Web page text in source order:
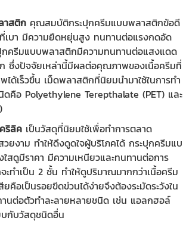
าสติก คุณสมบัติกระปุกครีมแบบพลาสติกข้อดี
เบา มีความยืดหยุ่นสูง ทนทานต่อแรงกดอัด
กครีมแบบพลาสติกมีความทนทานต่อแสงแดด
ซึ่งปัจจัยเหล่านี้มีผลต่อคุณภาพของเนื้อครีมที่
ได้เร็วขึ้น เม็ดพลาสติกที่นิยมนำมาใช้ในการทำ
คือ Polyethylene Terepthalate (PET) และ
ริลิค เป็นวัสดุที่นิยมใช้เพื่อทำการตลาด
ยงาม ทำให้ดึงดูดใจผู้บริโภคได้ กระปุกครีมแบ
ใสดูมีราคา มีความเหนียวและทนทานต่อการ
ะทำเป็น 2 ชั้น ทำให้ดูปริมาณมากกว่าเนื้อครีม
คือเป็นรอยขีดข่วนได้ง่ายจึงต้องระมัดระวังใน
านต่อตัวทำละลายหลายชนิด เช่น แอลกฮอล์
บกับวัสดุชนิดอื่น